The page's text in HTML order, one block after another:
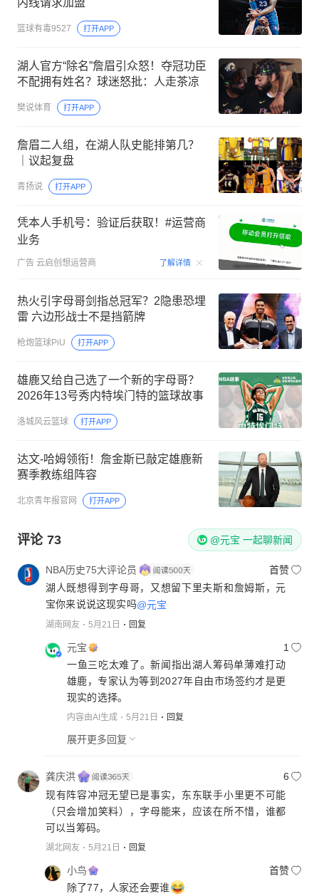
内线请求加盟
篮球有毒9527 打开APP
湖人官方“除名”詹眉引众怒！夺冠功臣
不配拥有姓名？球迷怒批：人走茶凉
樊说体育 打开APP
詹眉二人组，在湖人队史能排第几？
｜议起复盘
青扬说 打开APP
凭本人手机号：验证后获取！#运营商
业务
广告 云启创想运营商 了解详情 00:15
热火引字母哥剑指总冠军？2隐患恐埋
雷 六边形战士不是挡箭牌
枪炮篮球PiU 打开APP
雄鹿又给自己选了一个新的字母哥？
2026年13号秀内特埃门特的篮球故事
洛城风云篮球 打开APP
达文-哈姆领衔！詹金斯已敲定雄鹿新
赛季教练组阵容
北京青年报官网 打开APP
评论 73 @元宝 一起聊新闻
NBA历史75大评论员
首赞
湖人既想得到字母哥，又想留下里夫斯和詹姆斯，元
宝你来说说这现实吗@元宝
湖南网友 5月21日 回复
元宝
1
一鱼三吃太难了。新闻指出湖人筹码单薄难打动
雄鹿，专家认为等到2027年自由市场签约才是更
现实的选择。
内容由AI生成 5月21日 回复
展开更多回复
龚庆洪
6
现有阵容冲冠无望已是事实，东东联手小里更不可能
（只会增加笑料），字母能来，应该在所不惜，谁都
可以当筹码。
湖北网友 5月21日 回复
小鸟
首赞
除了77，人家还会要谁